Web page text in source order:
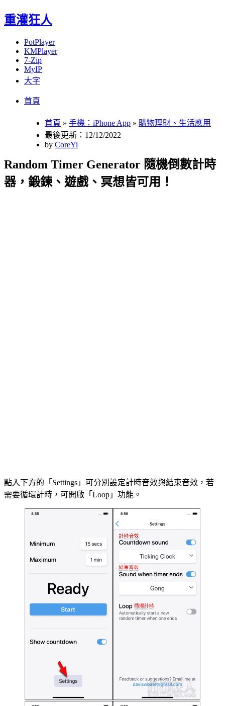
重灌狂人
PotPlayer
KMPlayer
7-Zip
MyIP
大字
首頁
首頁 » 手機：iPhone App » 購物理財、生活應用
最後更新：12/12/2022
by CoreYi
Random Timer Generator 隨機倒數計時
器，鍛鍊、遊戲、冥想皆可用！
點入下方的「Settings」可分別設定計時音效與結束音效，若
需要循環計時，可開啟「Loop」功能。